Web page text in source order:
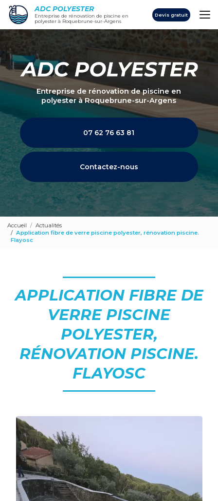
Aller
contenu
principal
ADC POLYESTER
Entreprise de rénovation de piscine en
polyester à Roquebrune-sur-Argens
Devis gratuit
Entreprise de rénovation de piscine en
polyesterà Roquebrune-sur-Argens
07 62 76 63 81
Contactez-nous
Accueil
Actualités
Application fibre de verre piscine polyester, rénovation piscine.
Flayosc
APPLICATION FIBRE DE
VERRE PISCINE
POLYESTER,
RÉNOVATION PISCINE.
FLAYOSC